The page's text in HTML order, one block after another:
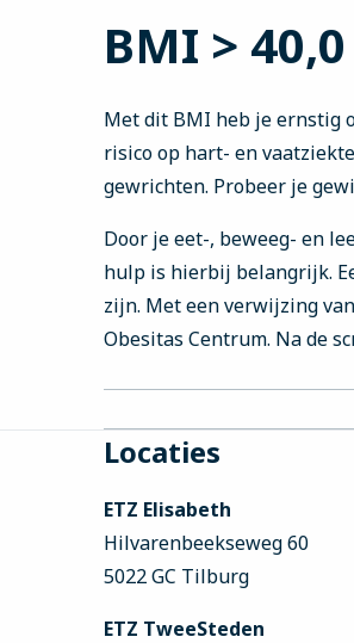
BMI > 40,0
Met dit BMI heb je ernstig
risico op hart- en
gewrichten. Probeer je
Door je eet-, beweeg- en
hulp is hierbij belangrijk.
zijn. Met een verwijzing
Obesitas Centrum. Na de
footer
Locaties
ETZ Elisabeth
Hilvarenbeekseweg 60
5022 GC Tilburg
ETZ TweeSteden